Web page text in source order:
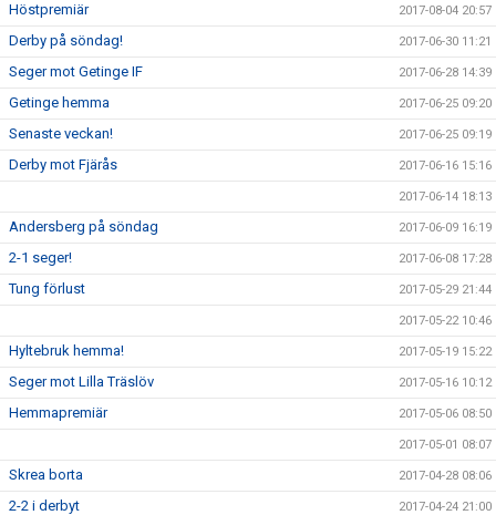
Höstpremiär 2017-08-04 20:57
Derby på söndag! 2017-06-30 11:21
Seger mot Getinge IF 2017-06-28 14:39
Getinge hemma 2017-06-25 09:20
Senaste veckan! 2017-06-25 09:19
Derby mot Fjärås 2017-06-16 15:16
2017-06-14 18:13
Andersberg på söndag 2017-06-09 16:19
2-1 seger! 2017-06-08 17:28
Tung förlust 2017-05-29 21:44
2017-05-22 10:46
Hyltebruk hemma! 2017-05-19 15:22
Seger mot Lilla Träslöv 2017-05-16 10:12
Hemmapremiär 2017-05-06 08:50
2017-05-01 08:07
Skrea borta 2017-04-28 08:06
2-2 i derbyt 2017-04-24 21:00